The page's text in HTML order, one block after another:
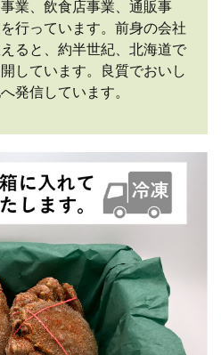
業、飲食店事業、通販事
行っています。前身の会社
ると、約半世紀、北海道で
しています。良質でおいし
発信しています。